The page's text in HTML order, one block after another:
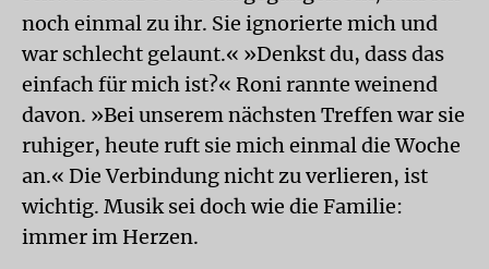
noch einmal zu ihr. Sie ignorierte mich und
war schlecht gelaunt.« »Denkst du, dass das
einfach für mich ist?« Roni rannte weinend
davon. »Bei unserem nächsten Treffen war sie
ruhiger, heute ruft sie mich einmal die Woche
an.« Die Verbindung nicht zu verlieren, ist
wichtig. Musik sei doch wie die Familie:
immer im Herzen.